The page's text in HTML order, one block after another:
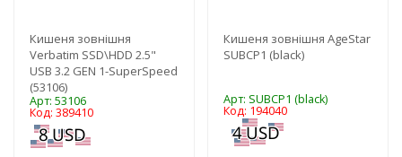
Кишеня зовнішня
Verbatim SSD\HDD 2.5"
USB 3.2 GEN 1-SuperSpeed
(53106)
Арт: 53106
Код: 389410
Кишеня зовнішня AgeStar
SUBCP1 (black)
Арт: SUBCP1 (black)
Код: 194040